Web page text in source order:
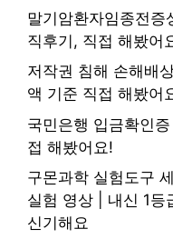
말기암환자임종전
직후기, 직접 해봤어
저작권 침해 손해배
액 기준 직접 해봤어
국민은행 입금확인
접 해봤어요!
구몬과학 실험도구
실험 영상 | 내신 1등
신기해요